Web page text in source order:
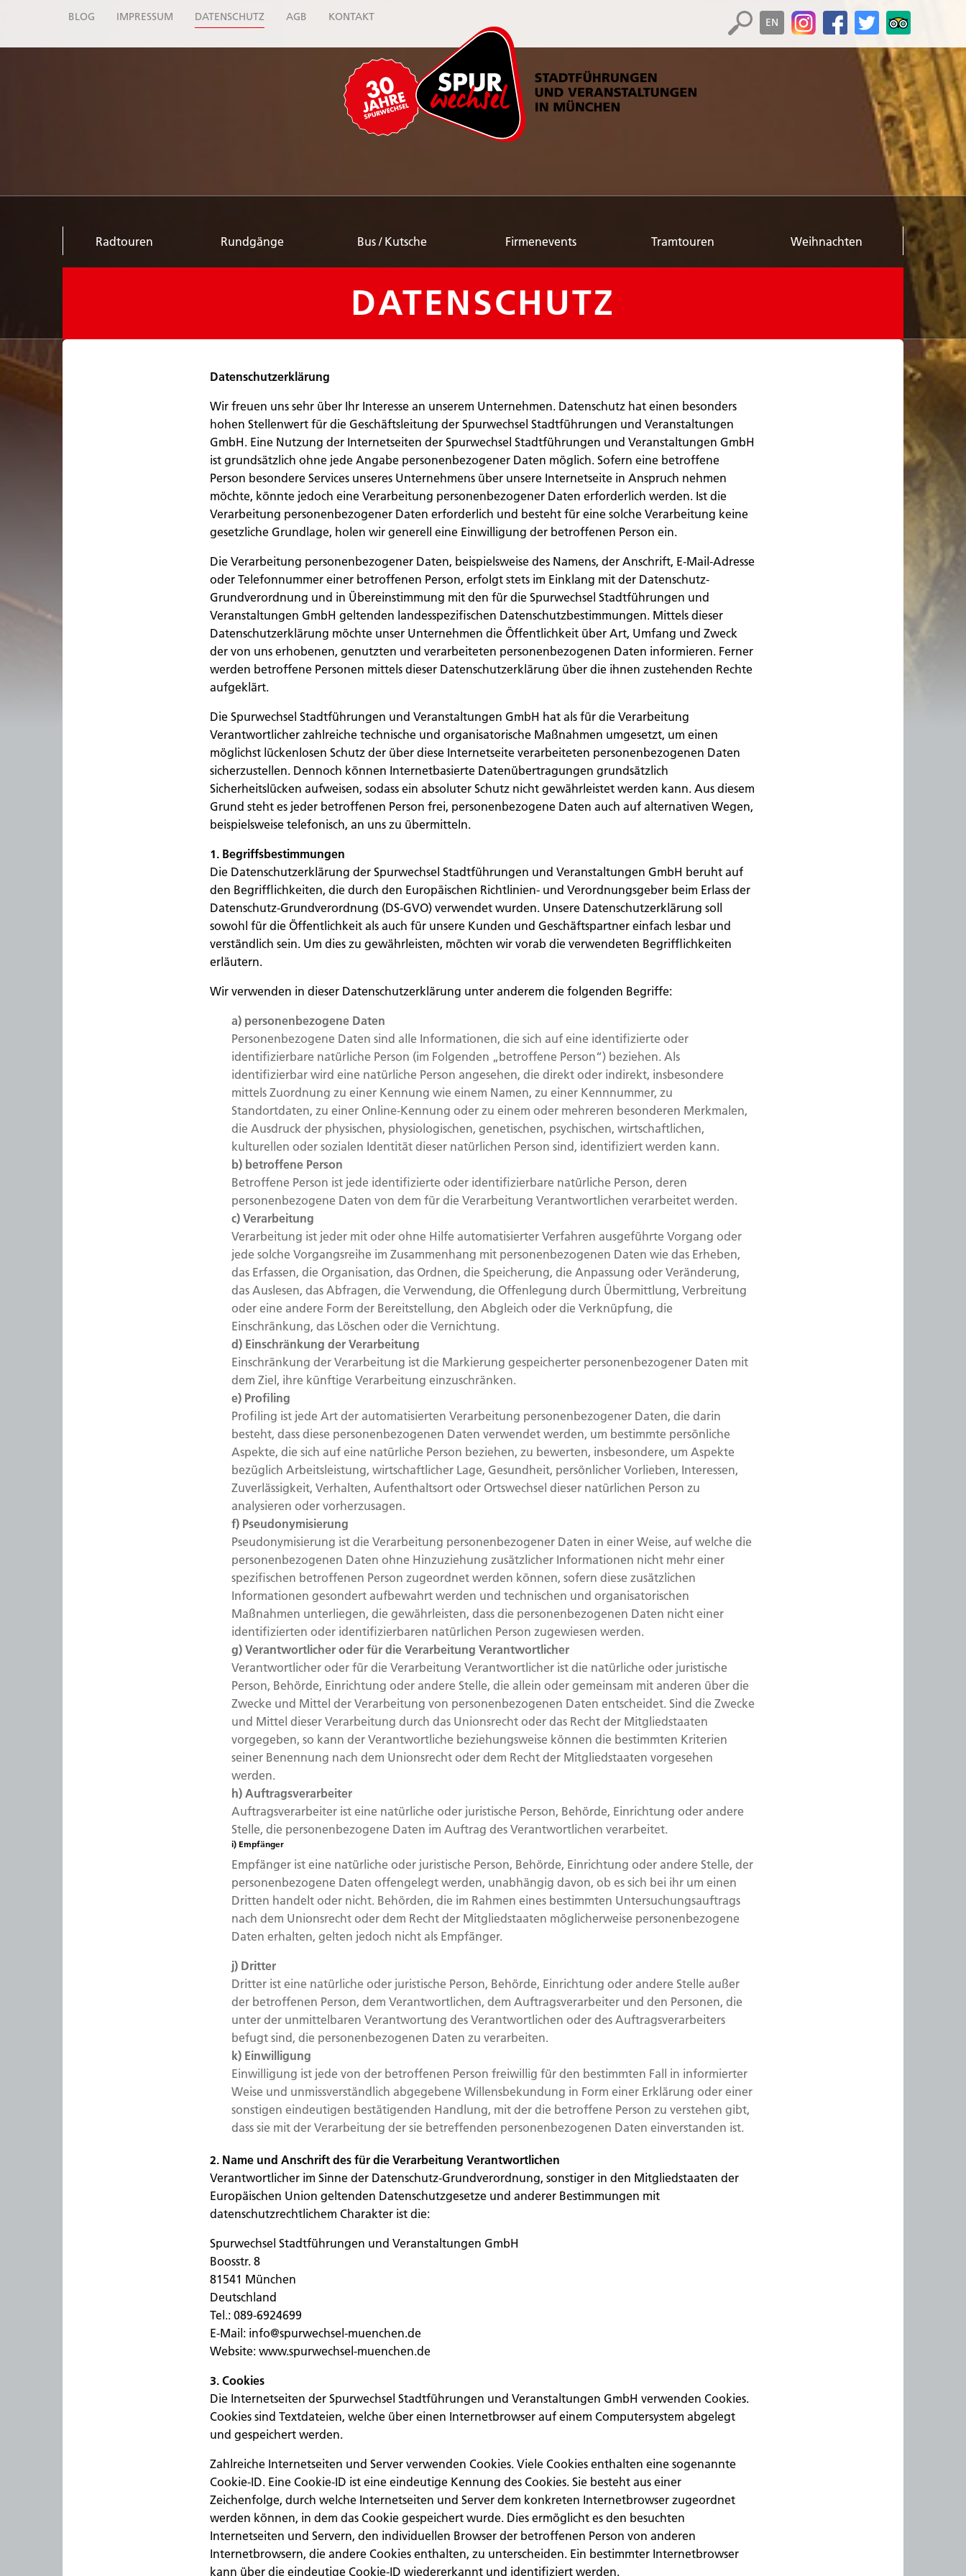
BLOG IMPRESSUM DATENSCHUTZ AGB KONTAKT EN
Radtouren Rundgänge Bus / Kutsche Firmenevents Tramtouren Weihnachten
DATENSCHUTZ
Datenschutzerklärung
Wir freuen uns sehr über Ihr Interesse an unserem Unternehmen. Datenschutz hat einen besonders
hohen Stellenwert für die Geschäftsleitung der Spurwechsel Stadtführungen und Veranstaltungen
GmbH. Eine Nutzung der Internetseiten der Spurwechsel Stadtführungen und Veranstaltungen GmbH
ist grundsätzlich ohne jede Angabe personenbezogener Daten möglich. Sofern eine betroffene
Person besondere Services unseres Unternehmens über unsere Internetseite in Anspruch nehmen
möchte, könnte jedoch eine Verarbeitung personenbezogener Daten erforderlich werden. Ist die
Verarbeitung personenbezogener Daten erforderlich und besteht für eine solche Verarbeitung keine
gesetzliche Grundlage, holen wir generell eine Einwilligung der betroffenen Person ein.
Die Verarbeitung personenbezogener Daten, beispielsweise des Namens, der Anschrift, E-Mail-Adresse
oder Telefonnummer einer betroffenen Person, erfolgt stets im Einklang mit der Datenschutz-
Grundverordnung und in Übereinstimmung mit den für die Spurwechsel Stadtführungen und
Veranstaltungen GmbH geltenden landesspezifischen Datenschutzbestimmungen. Mittels dieser
Datenschutzerklärung möchte unser Unternehmen die Öffentlichkeit über Art, Umfang und Zweck
der von uns erhobenen, genutzten und verarbeiteten personenbezogenen Daten informieren. Ferner
werden betroffene Personen mittels dieser Datenschutzerklärung über die ihnen zustehenden Rechte
aufgeklärt.
Die Spurwechsel Stadtführungen und Veranstaltungen GmbH hat als für die Verarbeitung
Verantwortlicher zahlreiche technische und organisatorische Maßnahmen umgesetzt, um einen
möglichst lückenlosen Schutz der über diese Internetseite verarbeiteten personenbezogenen Daten
sicherzustellen. Dennoch können Internetbasierte Datenübertragungen grundsätzlich
Sicherheitslücken aufweisen, sodass ein absoluter Schutz nicht gewährleistet werden kann. Aus diesem
Grund steht es jeder betroffenen Person frei, personenbezogene Daten auch auf alternativen Wegen,
beispielsweise telefonisch, an uns zu übermitteln.
1. Begriffsbestimmungen
Die Datenschutzerklärung der Spurwechsel Stadtführungen und Veranstaltungen GmbH beruht auf
den Begrifflichkeiten, die durch den Europäischen Richtlinien- und Verordnungsgeber beim Erlass der
Datenschutz-Grundverordnung (DS-GVO) verwendet wurden. Unsere Datenschutzerklärung soll
sowohl für die Öffentlichkeit als auch für unsere Kunden und Geschäftspartner einfach lesbar und
verständlich sein. Um dies zu gewährleisten, möchten wir vorab die verwendeten Begrifflichkeiten
erläutern.
Wir verwenden in dieser Datenschutzerklärung unter anderem die folgenden Begriffe:
a) personenbezogene Daten
Personenbezogene Daten sind alle Informationen, die sich auf eine identifizierte oder
identifizierbare natürliche Person (im Folgenden „betroffene Person“) beziehen. Als
identifizierbar wird eine natürliche Person angesehen, die direkt oder indirekt, insbesondere
mittels Zuordnung zu einer Kennung wie einem Namen, zu einer Kennnummer, zu
Standortdaten, zu einer Online-Kennung oder zu einem oder mehreren besonderen Merkmalen,
die Ausdruck der physischen, physiologischen, genetischen, psychischen, wirtschaftlichen,
kulturellen oder sozialen Identität dieser natürlichen Person sind, identifiziert werden kann.
b) betroffene Person
Betroffene Person ist jede identifizierte oder identifizierbare natürliche Person, deren
personenbezogene Daten von dem für die Verarbeitung Verantwortlichen verarbeitet werden.
c) Verarbeitung
Verarbeitung ist jeder mit oder ohne Hilfe automatisierter Verfahren ausgeführte Vorgang oder
jede solche Vorgangsreihe im Zusammenhang mit personenbezogenen Daten wie das Erheben,
das Erfassen, die Organisation, das Ordnen, die Speicherung, die Anpassung oder Veränderung,
das Auslesen, das Abfragen, die Verwendung, die Offenlegung durch Übermittlung, Verbreitung
oder eine andere Form der Bereitstellung, den Abgleich oder die Verknüpfung, die
Einschränkung, das Löschen oder die Vernichtung.
d) Einschränkung der Verarbeitung
Einschränkung der Verarbeitung ist die Markierung gespeicherter personenbezogener Daten mit
dem Ziel, ihre künftige Verarbeitung einzuschränken.
e) Profiling
Profiling ist jede Art der automatisierten Verarbeitung personenbezogener Daten, die darin
besteht, dass diese personenbezogenen Daten verwendet werden, um bestimmte persönliche
Aspekte, die sich auf eine natürliche Person beziehen, zu bewerten, insbesondere, um Aspekte
bezüglich Arbeitsleistung, wirtschaftlicher Lage, Gesundheit, persönlicher Vorlieben, Interessen,
Zuverlässigkeit, Verhalten, Aufenthaltsort oder Ortswechsel dieser natürlichen Person zu
analysieren oder vorherzusagen.
f) Pseudonymisierung
Pseudonymisierung ist die Verarbeitung personenbezogener Daten in einer Weise, auf welche die
personenbezogenen Daten ohne Hinzuziehung zusätzlicher Informationen nicht mehr einer
spezifischen betroffenen Person zugeordnet werden können, sofern diese zusätzlichen
Informationen gesondert aufbewahrt werden und technischen und organisatorischen
Maßnahmen unterliegen, die gewährleisten, dass die personenbezogenen Daten nicht einer
identifizierten oder identifizierbaren natürlichen Person zugewiesen werden.
g) Verantwortlicher oder für die Verarbeitung Verantwortlicher
Verantwortlicher oder für die Verarbeitung Verantwortlicher ist die natürliche oder juristische
Person, Behörde, Einrichtung oder andere Stelle, die allein oder gemeinsam mit anderen über die
Zwecke und Mittel der Verarbeitung von personenbezogenen Daten entscheidet. Sind die Zwecke
und Mittel dieser Verarbeitung durch das Unionsrecht oder das Recht der Mitgliedstaaten
vorgegeben, so kann der Verantwortliche beziehungsweise können die bestimmten Kriterien
seiner Benennung nach dem Unionsrecht oder dem Recht der Mitgliedstaaten vorgesehen
werden.
h) Auftragsverarbeiter
Auftragsverarbeiter ist eine natürliche oder juristische Person, Behörde, Einrichtung oder andere
Stelle, die personenbezogene Daten im Auftrag des Verantwortlichen verarbeitet.
i) Empfänger
Empfänger ist eine natürliche oder juristische Person, Behörde, Einrichtung oder andere Stelle, der
personenbezogene Daten offengelegt werden, unabhängig davon, ob es sich bei ihr um einen
Dritten handelt oder nicht. Behörden, die im Rahmen eines bestimmten Untersuchungsauftrags
nach dem Unionsrecht oder dem Recht der Mitgliedstaaten möglicherweise personenbezogene
Daten erhalten, gelten jedoch nicht als Empfänger.
j) Dritter
Dritter ist eine natürliche oder juristische Person, Behörde, Einrichtung oder andere Stelle außer
der betroffenen Person, dem Verantwortlichen, dem Auftragsverarbeiter und den Personen, die
unter der unmittelbaren Verantwortung des Verantwortlichen oder des Auftragsverarbeiters
befugt sind, die personenbezogenen Daten zu verarbeiten.
k) Einwilligung
Einwilligung ist jede von der betroffenen Person freiwillig für den bestimmten Fall in informierter
Weise und unmissverständlich abgegebene Willensbekundung in Form einer Erklärung oder einer
sonstigen eindeutigen bestätigenden Handlung, mit der die betroffene Person zu verstehen gibt,
dass sie mit der Verarbeitung der sie betreffenden personenbezogenen Daten einverstanden ist.
2. Name und Anschrift des für die Verarbeitung Verantwortlichen
Verantwortlicher im Sinne der Datenschutz-Grundverordnung, sonstiger in den Mitgliedstaaten der
Europäischen Union geltenden Datenschutzgesetze und anderer Bestimmungen mit
datenschutzrechtlichem Charakter ist die:
Spurwechsel Stadtführungen und Veranstaltungen GmbH
Boosstr. 8
81541 München
Deutschland
Tel.: 089-6924699
E-Mail: info@spurwechsel-muenchen.de
Website: www.spurwechsel-muenchen.de
3. Cookies
Die Internetseiten der Spurwechsel Stadtführungen und Veranstaltungen GmbH verwenden Cookies.
Cookies sind Textdateien, welche über einen Internetbrowser auf einem Computersystem abgelegt
und gespeichert werden.
Zahlreiche Internetseiten und Server verwenden Cookies. Viele Cookies enthalten eine sogenannte
Cookie-ID. Eine Cookie-ID ist eine eindeutige Kennung des Cookies. Sie besteht aus einer
Zeichenfolge, durch welche Internetseiten und Server dem konkreten Internetbrowser zugeordnet
werden können, in dem das Cookie gespeichert wurde. Dies ermöglicht es den besuchten
Internetseiten und Servern, den individuellen Browser der betroffenen Person von anderen
Internetbrowsern, die andere Cookies enthalten, zu unterscheiden. Ein bestimmter Internetbrowser
kann über die eindeutige Cookie-ID wiedererkannt und identifiziert werden.